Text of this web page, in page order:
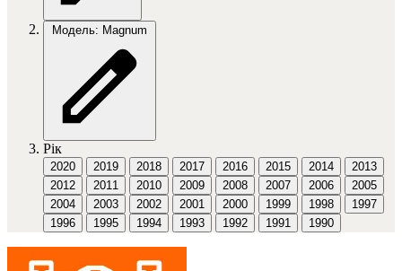
Модель: Magnum
Рік
2020 2019 2018 2017 2016 2015 2014
2013
2012
2011 2010 2009 2008 2007 2006
2005
2004
2003 2002 2001 2000 1999 1998
1997
1996
1995 1994 1993 1992 1991 1990